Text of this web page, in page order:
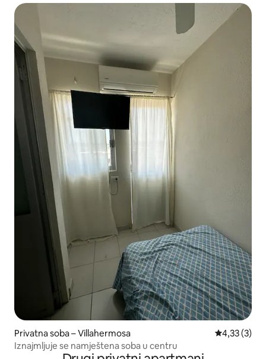
Privatna soba – Villahermosa Prosječna
4,33 (3)
Iznajmljuje se namještena soba u centru